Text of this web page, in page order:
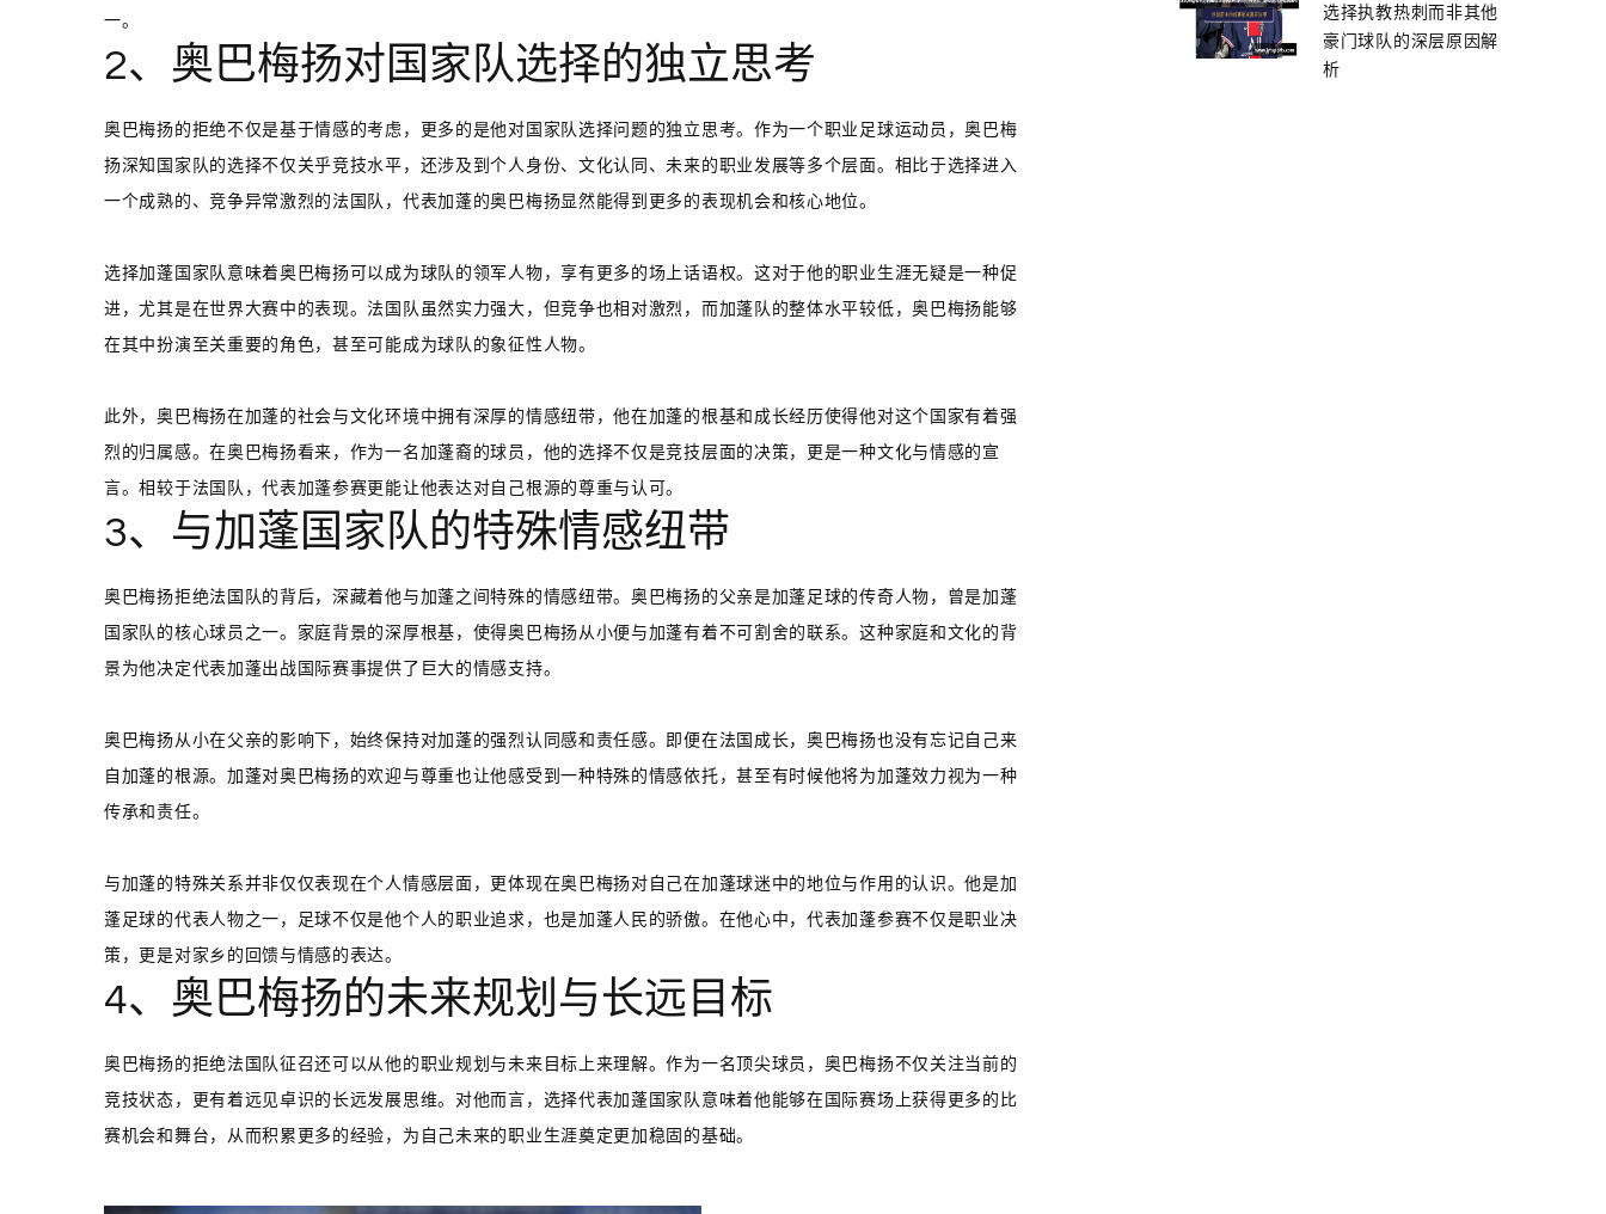
一。
2、奥巴梅扬对国家队选择的独立思考
奥巴梅扬的拒绝不仅是基于情感的考虑，更多的是他对国家队选择问题的独立思考。作为一个职业足球运动员，奥巴梅
扬深知国家队的选择不仅关乎竞技水平，还涉及到个人身份、文化认同、未来的职业发展等多个层面。相比于选择进入
一个成熟的、竞争异常激烈的法国队，代表加蓬的奥巴梅扬显然能得到更多的表现机会和核心地位。
选择加蓬国家队意味着奥巴梅扬可以成为球队的领军人物，享有更多的场上话语权。这对于他的职业生涯无疑是一种促
进，尤其是在世界大赛中的表现。法国队虽然实力强大，但竞争也相对激烈，而加蓬队的整体水平较低，奥巴梅扬能够
在其中扮演至关重要的角色，甚至可能成为球队的象征性人物。
此外，奥巴梅扬在加蓬的社会与文化环境中拥有深厚的情感纽带，他在加蓬的根基和成长经历使得他对这个国家有着强
烈的归属感。在奥巴梅扬看来，作为一名加蓬裔的球员，他的选择不仅是竞技层面的决策，更是一种文化与情感的宣
言。相较于法国队，代表加蓬参赛更能让他表达对自己根源的尊重与认可。
3、与加蓬国家队的特殊情感纽带
奥巴梅扬拒绝法国队的背后，深藏着他与加蓬之间特殊的情感纽带。奥巴梅扬的父亲是加蓬足球的传奇人物，曾是加蓬
国家队的核心球员之一。家庭背景的深厚根基，使得奥巴梅扬从小便与加蓬有着不可割舍的联系。这种家庭和文化的背
景为他决定代表加蓬出战国际赛事提供了巨大的情感支持。
奥巴梅扬从小在父亲的影响下，始终保持对加蓬的强烈认同感和责任感。即便在法国成长，奥巴梅扬也没有忘记自己来
自加蓬的根源。加蓬对奥巴梅扬的欢迎与尊重也让他感受到一种特殊的情感依托，甚至有时候他将为加蓬效力视为一种
传承和责任。
与加蓬的特殊关系并非仅仅表现在个人情感层面，更体现在奥巴梅扬对自己在加蓬球迷中的地位与作用的认识。他是加
蓬足球的代表人物之一，足球不仅是他个人的职业追求，也是加蓬人民的骄傲。在他心中，代表加蓬参赛不仅是职业决
策，更是对家乡的回馈与情感的表达。
4、奥巴梅扬的未来规划与长远目标
奥巴梅扬的拒绝法国队征召还可以从他的职业规划与未来目标上来理解。作为一名顶尖球员，奥巴梅扬不仅关注当前的
竞技状态，更有着远见卓识的长远发展思维。对他而言，选择代表加蓬国家队意味着他能够在国际赛场上获得更多的比
赛机会和舞台，从而积累更多的经验，为自己未来的职业生涯奠定更加稳固的基础。
选择执教热刺而非其他
豪门球队的深层原因解
析